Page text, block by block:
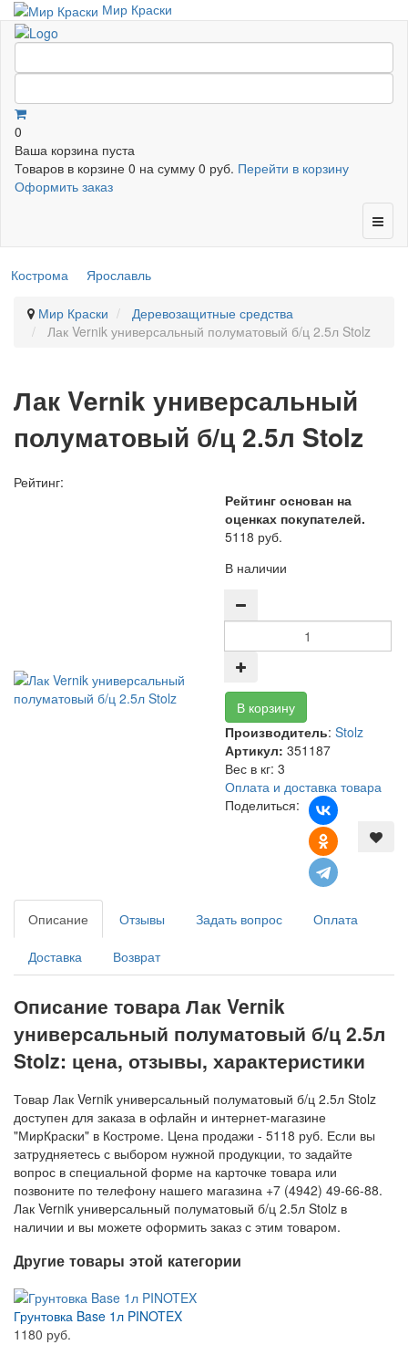
Мир Краски
0
Ваша корзина пуста
Товаров в корзине 0 на сумму 0 руб. Перейти в корзину
Оформить заказ
Кострома Ярославль
Мир Краски
Деревозащитные средства
Лак Vernik универсальный полуматовый б/ц 2.5л Stolz
Лак Vernik универсальный
полуматовый б/ц 2.5л Stolz
Рейтинг:
Рейтинг основан на
оценках покупателей.
5118 руб.
В наличии
Производитель: Stolz
Артикул: 351187
Вес в кг: 3
Оплата и доставка товара
Поделиться:
Описание Отзывы Задать вопрос Оплата
Доставка Возврат
Описание товара Лак Vernik
универсальный полуматовый б/ц 2.5л
Stolz: цена, отзывы, характеристики
Товар Лак Vernik универсальный полуматовый б/ц 2.5л Stolz
доступен для заказа в офлайн и интернет-магазине
"МирКраски" в Костроме. Цена продажи - 5118 руб. Если вы
затрудняетесь с выбором нужной продукции, то задайте
вопрос в специальной форме на карточке товара или
позвоните по телефону нашего магазина +7 (4942) 49-66-88.
Лак Vernik универсальный полуматовый б/ц 2.5л Stolz в
наличии и вы можете оформить заказ с этим товаром.
Другие товары этой категории
Грунтовка Base 1л PINOTEX
1180 руб.